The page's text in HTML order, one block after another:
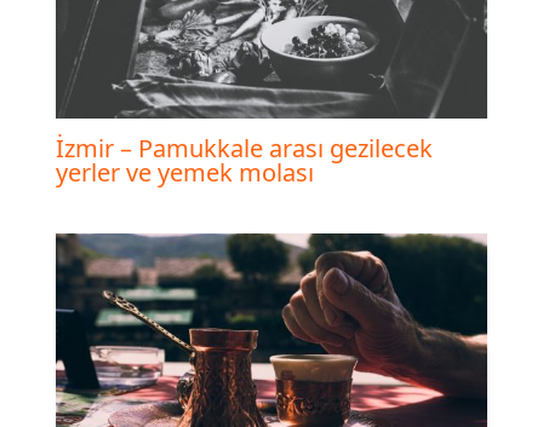
İzmir – Pamukkale arası gezilecek
yerler ve yemek molası